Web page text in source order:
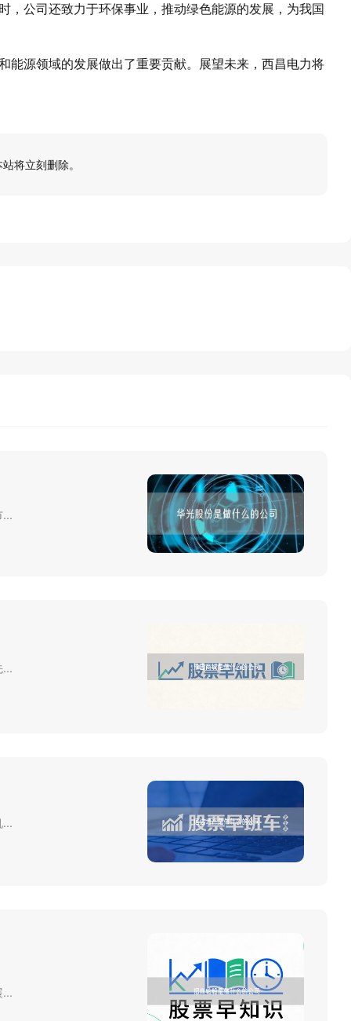
公司还致力于环保事业，推动绿色能源的发展，为我国
能源领域的发展做出了重要贡献。展望未来，西昌电力将
将立刻删除。
...
...
...
...